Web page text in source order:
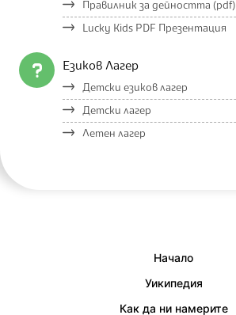
Правилник за дейността (pdf)
Lucky Kids PDF Презентация
Езиков Лагер
Детски езиков лагер
Детски лагер
Летен лагер
Начало
Уикипедия
Как да ни намерите